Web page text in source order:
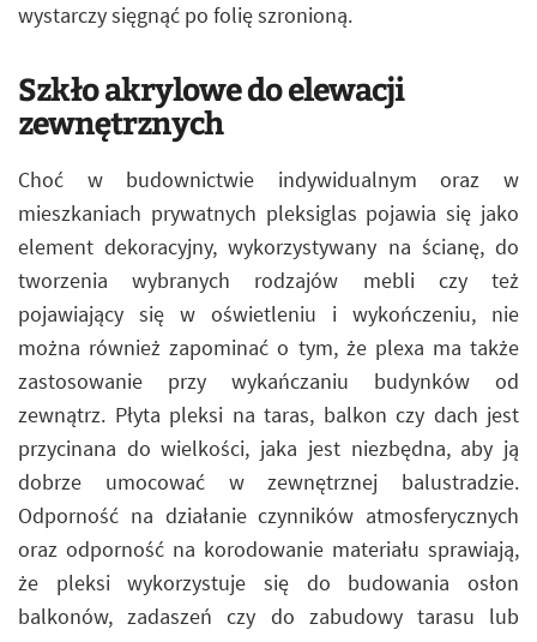
wystarczy sięgnąć po folię szronioną.
Szkło akrylowe do elewacji
zewnętrznych
Choć w budownictwie indywidualnym oraz w
mieszkaniach prywatnych pleksiglas pojawia się jako
element dekoracyjny, wykorzystywany na ścianę, do
tworzenia wybranych rodzajów mebli czy też
pojawiający się w oświetleniu i wykończeniu, nie
można również zapominać o tym, że plexa ma także
zastosowanie przy wykańczaniu budynków od
zewnątrz. Płyta pleksi na taras, balkon czy dach jest
przycinana do wielkości, jaka jest niezbędna, aby ją
dobrze umocować w zewnętrznej balustradzie.
Odporność na działanie czynników atmosferycznych
oraz odporność na korodowanie materiału sprawiają,
że pleksi wykorzystuje się do budowania osłon
balkonów, zadaszeń czy do zabudowy tarasu lub